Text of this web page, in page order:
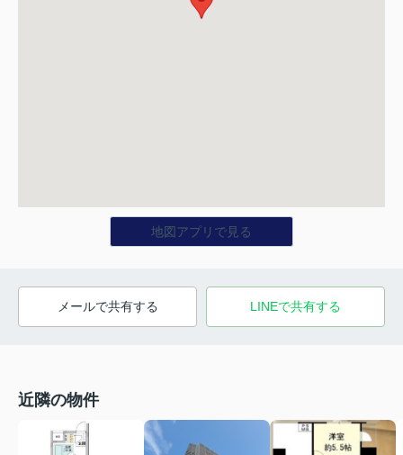
地図アプリで見る
メールで共有する LINEで共有する
近隣の物件